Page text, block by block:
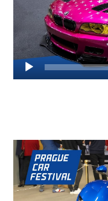
Video
přehrávač